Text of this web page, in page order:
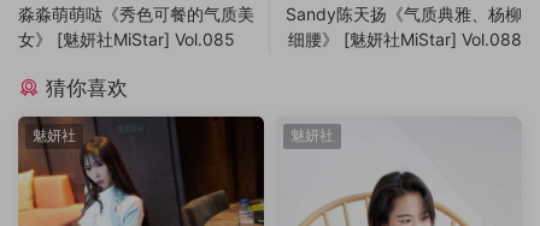
淼淼萌萌哒《秀色可餐的气质美
女》 [魅妍社MiStar] Vol.085
Sandy陈天扬《气质典雅、杨柳
细腰》 [魅妍社MiStar] Vol.088
猜你喜欢
魅妍社 魅妍社